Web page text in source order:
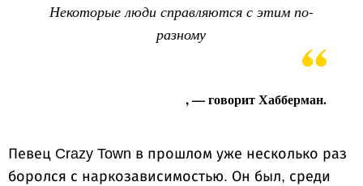
Некоторые люди справляются с этим по-
разному
, — говорит Хабберман.
Певец Crazy Town в прошлом уже несколько раз
боролся с наркозависимостью. Он был, среди